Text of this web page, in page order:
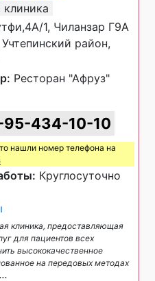
клиника
1, Чиланзар Г9А
Учтепинский район,
Ресторан "Афруз"
434-10-10
нашли номер телефона на
Круглосуточно
клиника, предоставляющая
для пациентов всех
высококачественное
на передовых методах
...